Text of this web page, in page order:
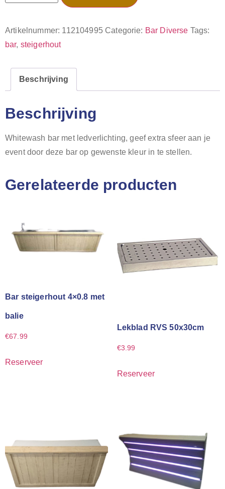
Artikelnummer: 112104995 Categorie: Bar Diverse Tags:
bar, steigerhout
Beschrijving
Beschrijving
Whitewash bar met ledverlichting, geef extra sfeer aan je
event door deze bar op gewenste kleur in te stellen.
Gerelateerde producten
Bar steigerhout 4×0.8 met
balie
€67.99
Reserveer
Lekblad RVS 50x30cm
€3.99
Reserveer